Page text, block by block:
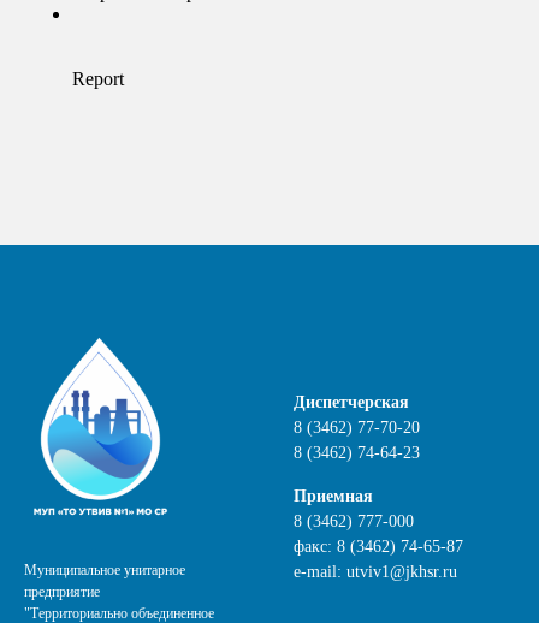
Муниципальное унитарное
предприятие
"Территориально объединенное
Диспетчерская
8 (3462) 77-70-20
8 (3462) 74-64-23
Приемная
8 (3462) 777-000
факс: 8 (3462) 74-65-87
e-mail: utviv1@jkhsr.ru